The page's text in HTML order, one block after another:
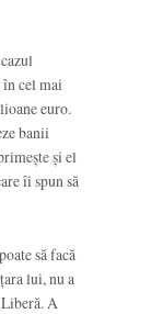
cel mai
euro.
banii
și el
îi spun să
să facă
lui, nu a
A